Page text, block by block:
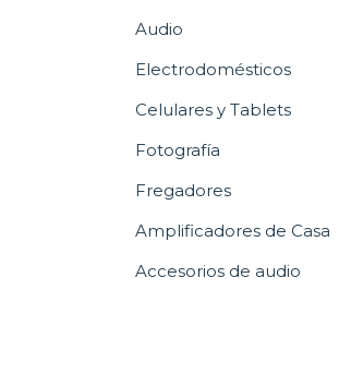
Audio
Electrodomésticos
Celulares y Tablets
Fotografía
Fregadores
Amplificadores de Casa
Accesorios de audio